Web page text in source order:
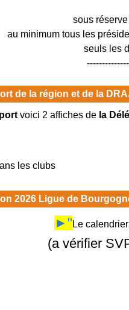
sous
au minimum tous les
seuls les
de la région et de la
voici 2 affiches de la
les clubs
2026 Ligue de
►" Le
(a vérifier